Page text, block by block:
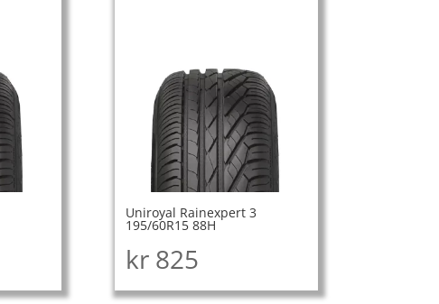
Uniroyal Rainexpert 3
195/60R15 88H
kr825